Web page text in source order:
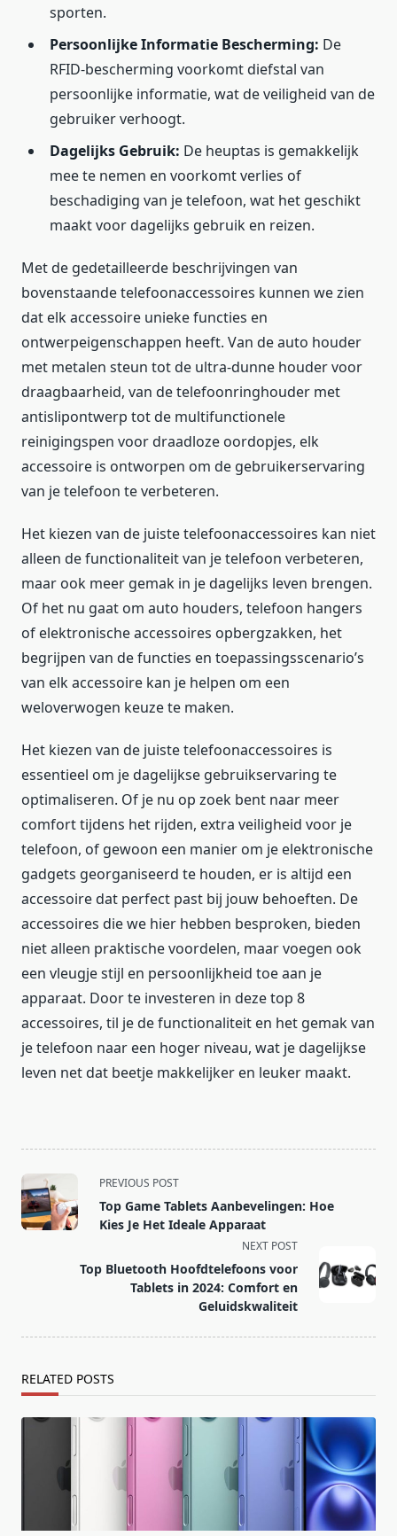
sporten.
Persoonlijke Informatie Bescherming: De
RFID-bescherming voorkomt diefstal van
persoonlijke informatie, wat de veiligheid van de
gebruiker verhoogt.
Dagelijks Gebruik: De heuptas is gemakkelijk
mee te nemen en voorkomt verlies of
beschadiging van je telefoon, wat het geschikt
maakt voor dagelijks gebruik en reizen.
Met de gedetailleerde beschrijvingen van
bovenstaande telefoonaccessoires kunnen we zien
dat elk accessoire unieke functies en
ontwerpeigenschappen heeft. Van de auto houder
met metalen steun tot de ultra-dunne houder voor
draagbaarheid, van de telefoonringhouder met
antislipontwerp tot de multifunctionele
reinigingspen voor draadloze oordopjes, elk
accessoire is ontworpen om de gebruikerservaring
van je telefoon te verbeteren.
Het kiezen van de juiste telefoonaccessoires kan niet
alleen de functionaliteit van je telefoon verbeteren,
maar ook meer gemak in je dagelijks leven brengen.
Of het nu gaat om auto houders, telefoon hangers
of elektronische accessoires opbergzakken, het
begrijpen van de functies en toepassingsscenario’s
van elk accessoire kan je helpen om een
weloverwogen keuze te maken.
Het kiezen van de juiste telefoonaccessoires is
essentieel om je dagelijkse gebruikservaring te
optimaliseren. Of je nu op zoek bent naar meer
comfort tijdens het rijden, extra veiligheid voor je
telefoon, of gewoon een manier om je elektronische
gadgets georganiseerd te houden, er is altijd een
accessoire dat perfect past bij jouw behoeften. De
accessoires die we hier hebben besproken, bieden
niet alleen praktische voordelen, maar voegen ook
een vleugje stijl en persoonlijkheid toe aan je
apparaat. Door te investeren in deze top 8
accessoires, til je de functionaliteit en het gemak van
je telefoon naar een hoger niveau, wat je dagelijkse
leven net dat beetje makkelijker en leuker maakt.
<span
class="nav-
subtitle
text">Page</span>
PREVIOUS POST
Top Game Tablets Aanbevelingen: Hoe
Kies Je Het Ideale Apparaat
NEXT POST
Top Bluetooth Hoofdtelefoons voor
Tablets in 2024: Comfort en
Geluidskwaliteit
RELATED POSTS